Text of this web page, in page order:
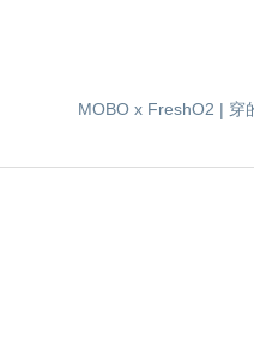
MOBO x FreshO2 | 穿